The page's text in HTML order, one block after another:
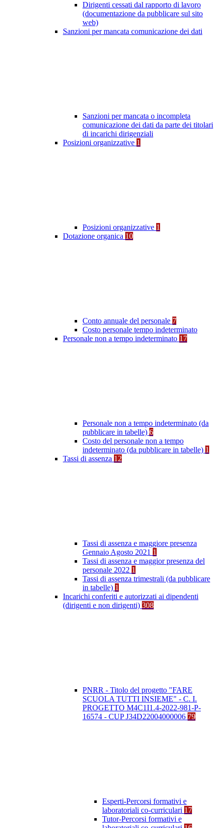
Dirigenti cessati dal rapporto di lavoro
(documentazione da pubblicare sul sito
web)
Sanzioni per mancata comunicazione dei dati
Sanzioni per mancata o incompleta
comunicazione dei dati da parte dei titolari
di incarichi dirigenziali
Posizioni organizzative 1
Posizioni organizzative 1
Dotazione organica 10
Conto annuale del personale 7
Costo personale tempo indeterminato
Personale non a tempo indeterminato 17
Personale non a tempo indeterminato (da
pubblicare in tabelle) 6
Costo del personale non a tempo
indeterminato (da pubblicare in tabelle) 1
Tassi di assenza 12
Tassi di assenza e maggiore presenza
Gennaio Agosto 2021 1
Tassi di assenza e maggior presenza del
personale 2022 1
Tassi di assenza trimestrali (da pubblicare
in tabelle) 1
Incarichi conferiti e autorizzati ai dipendenti
(dirigenti e non dirigenti) 308
PNRR - Titolo del progetto "FARE
SCUOLA TUTTI INSIEME" - C. I.
PROGETTO M4C1I1.4-2022-981-P-
16574 - CUP J34D22004000006 79
Esperti-Percorsi formativi e
laboratoriali co-curriculari 17
Tutor-Percorsi formativi e